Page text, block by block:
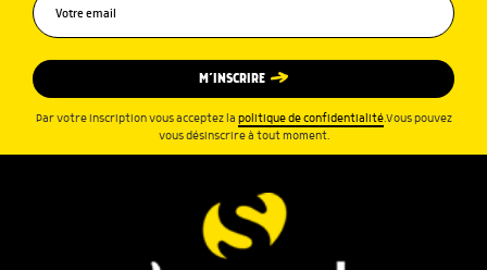
M’INSCRIRE
Par votre inscription vous acceptez la politique de confidentialité.Vous pouvez
vous désinscrire à tout moment.